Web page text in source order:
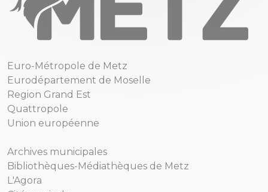
Euro-Métropole de Metz
Eurodépartement de Moselle
Region Grand Est
Quattropole
Union européenne
Archives municipales
Bibliothèques-Médiathèques de Metz
L'Agora